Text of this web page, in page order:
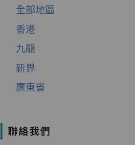
全部地區
香港
九龍
新界
廣東省
聯絡我們